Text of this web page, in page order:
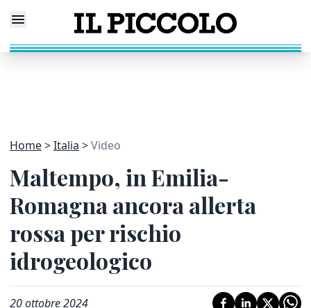
Home Italia Video
Maltempo, in Emilia-
Romagna ancora allerta
rossa per rischio
idrogeologico
20 ottobre 2024